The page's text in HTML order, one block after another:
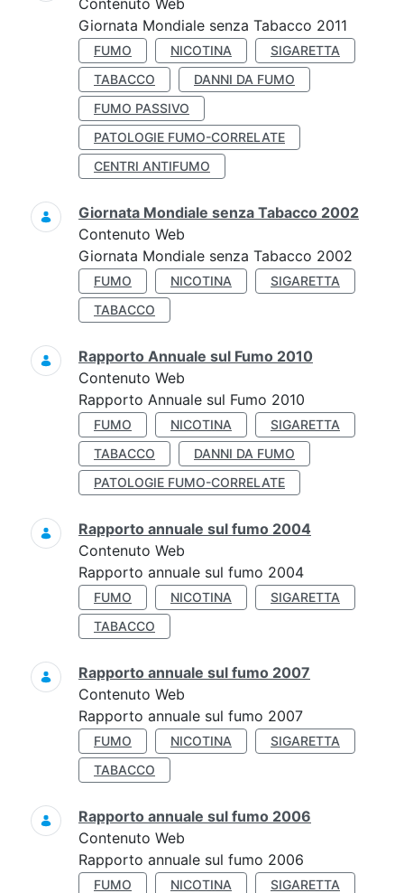
Contenuto Web
Giornata Mondiale senza Tabacco 2011
FUMO NICOTINA
SIGARETTA
TABACCO
DANNI DA FUMO
FUMO PASSIVO
PATOLOGIE FUMO-CORRELATE
CENTRI ANTIFUMO
Giornata Mondiale senza Tabacco 2002
Contenuto Web
Giornata Mondiale senza Tabacco 2002
FUMO NICOTINA
SIGARETTA
TABACCO
Rapporto Annuale sul Fumo 2010
Contenuto Web
Rapporto Annuale sul Fumo 2010
FUMO NICOTINA
SIGARETTA
TABACCO
DANNI DA FUMO
PATOLOGIE FUMO-CORRELATE
Rapporto annuale sul fumo 2004
Contenuto Web
Rapporto annuale sul fumo 2004
FUMO NICOTINA
SIGARETTA
TABACCO
Rapporto annuale sul fumo 2007
Contenuto Web
Rapporto annuale sul fumo 2007
FUMO NICOTINA
SIGARETTA
TABACCO
Rapporto annuale sul fumo 2006
Contenuto Web
Rapporto annuale sul fumo 2006
FUMO NICOTINA
SIGARETTA